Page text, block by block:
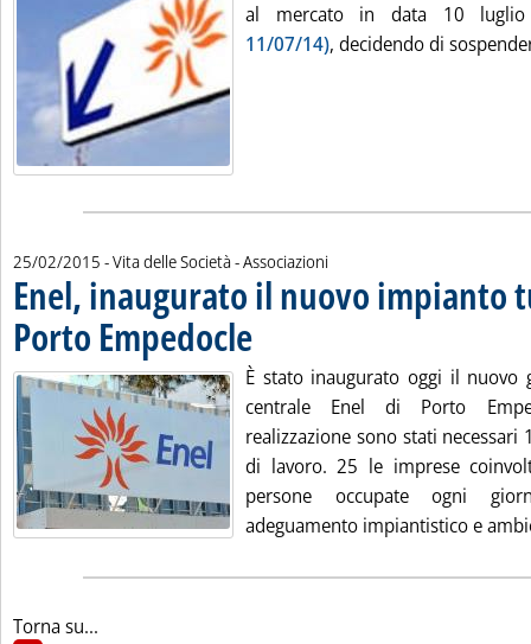
al mercato in data 10
11/07/14), decidendo di
25/02/2015 - Vita delle Società - Associazioni
Enel, inaugurato il nuovo impianto
Porto Empedocle . Pubblicata mercoledì 25 febbraio 2015 alle
È stato inaugurato oggi il nuovo
centrale Enel di Porto
realizzazione sono stati
di lavoro. 25 le imprese
persone occupate ogni
adeguamento impiantistico e
Torna su...